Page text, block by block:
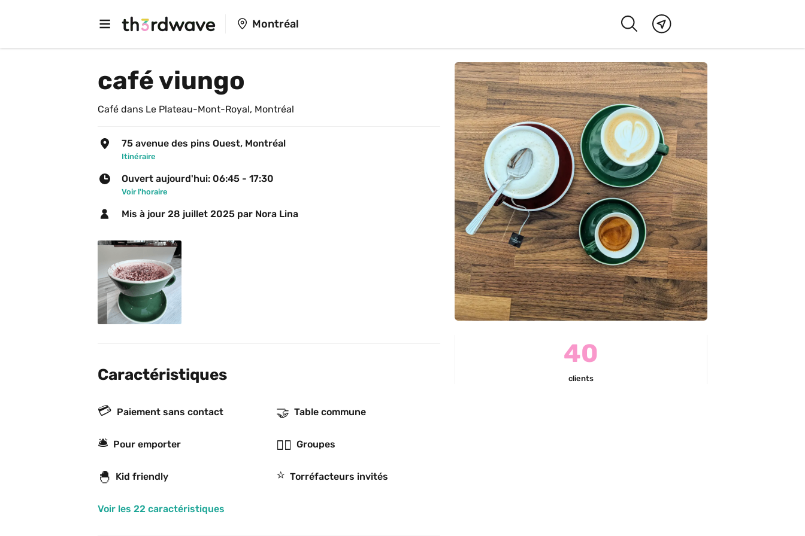
Montréal
40
clients
café viungo
Café dans Le Plateau-Mont-Royal, Montréal
75 avenue des pins Ouest, Montréal
Itinéraire
Ouvert aujourd'hui: 06:45 - 17:30
Voir l'horaire
Mis à jour 28 juillet 2025 par Nora Lina
Caractéristiques
💳 Paiement sans contact 🤝 Table commune
🛎 Pour emporter 👯‍♂️ Groupes
🐣 Kid friendly ⭐️ Torréfacteurs invités
Voir les 22 caractéristiques